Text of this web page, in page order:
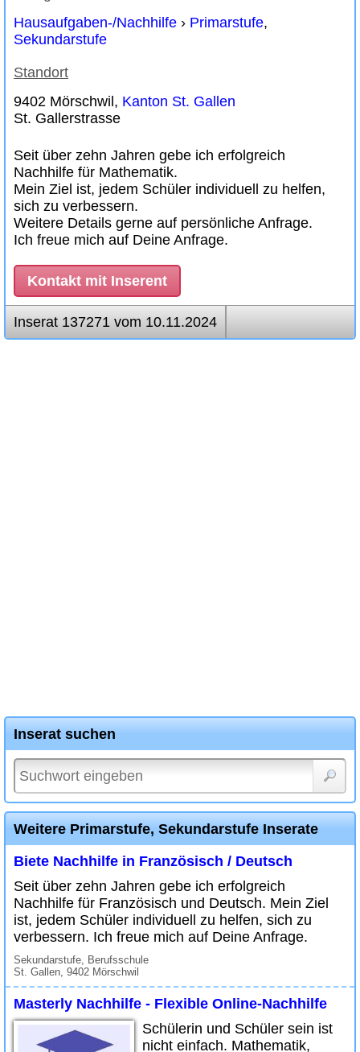
Hausaufgaben-/Nachhilfe › Primarstufe,
Sekundarstufe
Standort
9402 Mörschwil, Kanton St. Gallen
St. Gallerstrasse
Seit über zehn Jahren gebe ich erfolgreich
Nachhilfe für Mathematik.
Mein Ziel ist, jedem Schüler individuell zu helfen,
sich zu verbessern.
Weitere Details gerne auf persönliche Anfrage.
Ich freue mich auf Deine Anfrage.
Kontakt mit Inserent
Inserat 137271 vom 10.11.2024
Inserat suchen
Weitere Primarstufe, Sekundarstufe Inserate
Biete Nachhilfe in Französisch / Deutsch
Seit über zehn Jahren gebe ich erfolgreich
Nachhilfe für Französisch und Deutsch. Mein Ziel
ist, jedem Schüler individuell zu helfen, sich zu
verbessern. Ich freue mich auf Deine Anfrage.
Sekundarstufe, Berufsschule
St. Gallen, 9402 Mörschwil
Masterly Nachhilfe - Flexible Online-Nachhilfe
Schülerin und Schüler sein ist
nicht einfach. Mathematik,